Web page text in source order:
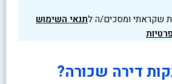
שקראתי ומסכים/ה לתנאי השימוש
דירה שכורה?